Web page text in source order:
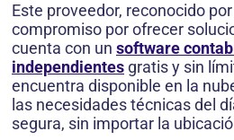
Este proveedor, reconocido
compromiso por ofrecer
cuenta con un software
independientes gratis y sin
encuentra disponible en la
las necesidades técnicas del
segura, sin importar la